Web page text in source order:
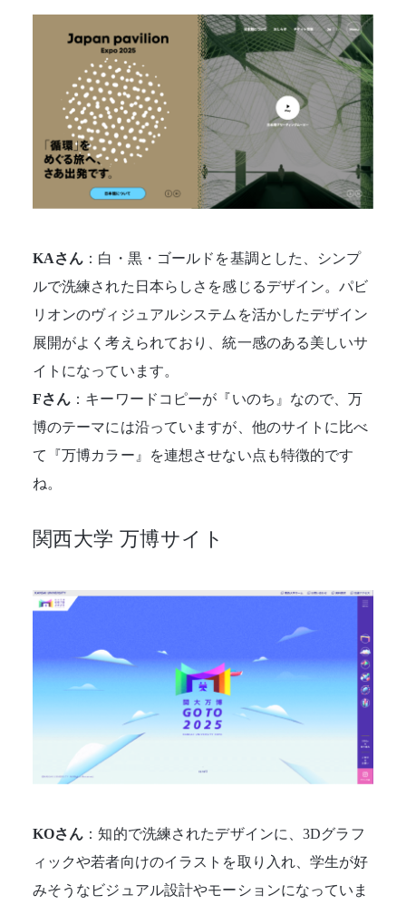
KAさん ：白・黒・ゴールドを基調とした、シンプ
ルで洗練された日本らしさを感じるデザイン。パビ
リオンのヴィジュアルシステムを活かしたデザイン
展開がよく考えられており、統一感のある美しいサ
イトになっています。
Fさん ：キーワードコピーが『いのち』なので、万
博のテーマには沿っていますが、他のサイトに比べ
て『万博カラー』を連想させない点も特徴的です
ね。
関西大学 万博サイト
KOさん ：知的で洗練されたデザインに、3Dグラフ
ィックや若者向けのイラストを取り入れ、学生が好
みそうなビジュアル設計やモーションになっていま